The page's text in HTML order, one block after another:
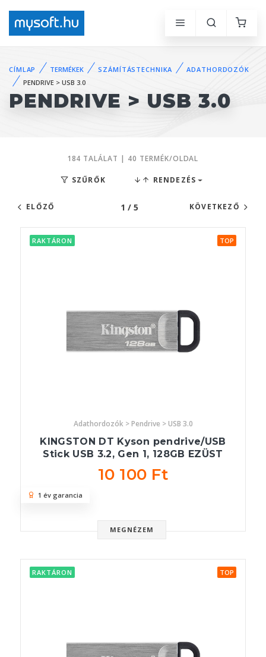
CÍMLAP TERMÉKEK SZÁMÍTÁSTECHNIKA
ADATHORDOZÓK
PENDRIVE > USB 3.0
PENDRIVE > USB 3.0
184 TALÁLAT | 40 TERMÉK/OLDAL
SZŰRŐK RENDEZÉS
ELŐZŐ 1 / 5 KÖVETKEZŐ
RAKTÁRON TOP
Adathordozók > Pendrive > USB 3.0
KINGSTON DT Kyson pendrive/USB
Stick USB 3.2, Gen 1, 128GB EZÜST
10 100 Ft
MEGNÉZEM
1 év garancia
RAKTÁRON TOP